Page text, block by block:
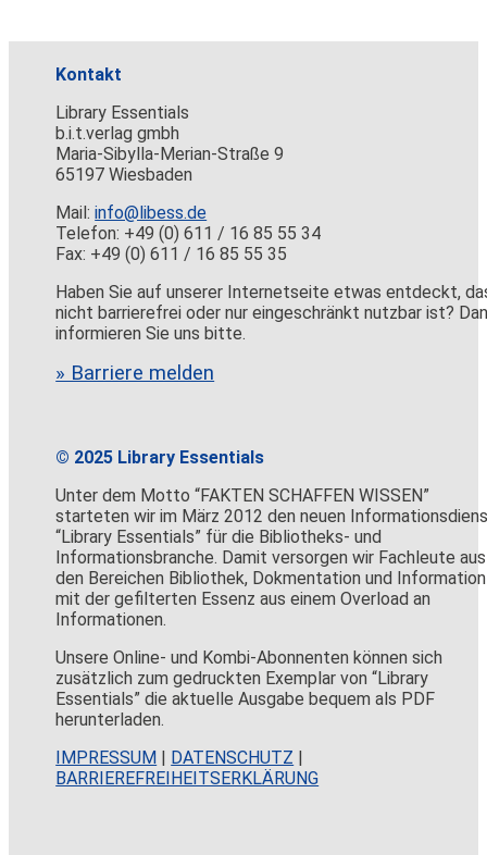
Kontakt
Library Essentials
b.i.t.verlag gmbh
Maria-Sibylla-Merian-Straße 9
65197 Wiesbaden
Mail:info@libess.de
Telefon: +49 (0) 611 / 16 85 55 34
Fax: +49 (0) 611 / 16 85 55 35
Haben Sie auf unserer Internetseite etwas entdeckt,
nicht barrierefrei oder nur eingeschränkt nutzbar ist?
informieren Sie uns bitte.
» Barriere melden
© 2025 Library Essentials
Unter dem Motto “FAKTEN SCHAFFEN WISSEN”
starteten wir im März 2012 den neuen
“Library Essentials” für die Bibliotheks- und
Informationsbranche. Damit versorgen wir Fachleute aus
den Bereichen Bibliothek, Dokmentation und Information
mit der gefilterten Essenz aus einem Overload an
Informationen.
Unsere Online- und Kombi-Abonnenten können sich
zusätzlich zum gedruckten Exemplar von “Library
Essentials” die aktuelle Ausgabe bequem als PDF
herunterladen.
IMPRESSUM
DATENSCHUTZ
BARRIEREFREIHEITSERKLÄRUNG